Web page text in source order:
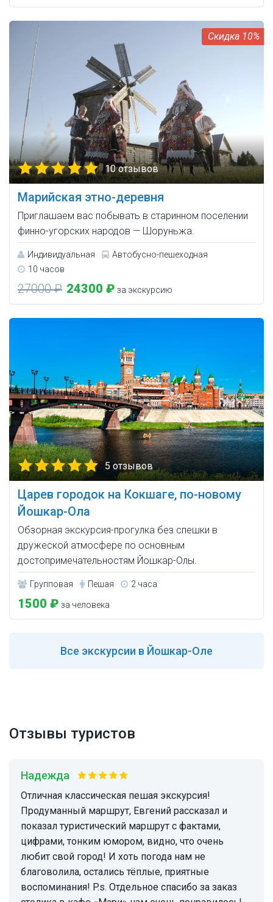
10%
10 отзывов
Марийская этно-деревня
Приглашаем вас побывать в старинном поселении
финно-угорских народов — Шоруньжа.
Индивидуальная
Автобусно-пешеходная
10 часов
27000 ₽ 24300 ₽ за экскурсию
5 отзывов
Царев городок на Кокшаге, по-новому
Йошкар-Ола
Обзорная экскурсия-прогулка без спешки в
дружеской атмосфере по основным
достопримечательностям Йошкар-Олы.
Групповая Пешая 2 часа
1500 ₽ за человека
Все экскурсии в Йошкар-Оле
Отзывы туристов
Надежда
Отличная классическая пешая экскурсия!
Продуманный маршрут, Евгений рассказал и
показал туристический маршрут с фактами,
цифрами, тонким юмором, видно, что очень
любит свой город! И хоть погода нам не
благоволила, остались тёплые, приятные
воспоминания! P.s. Отдельное спасибо за заказ